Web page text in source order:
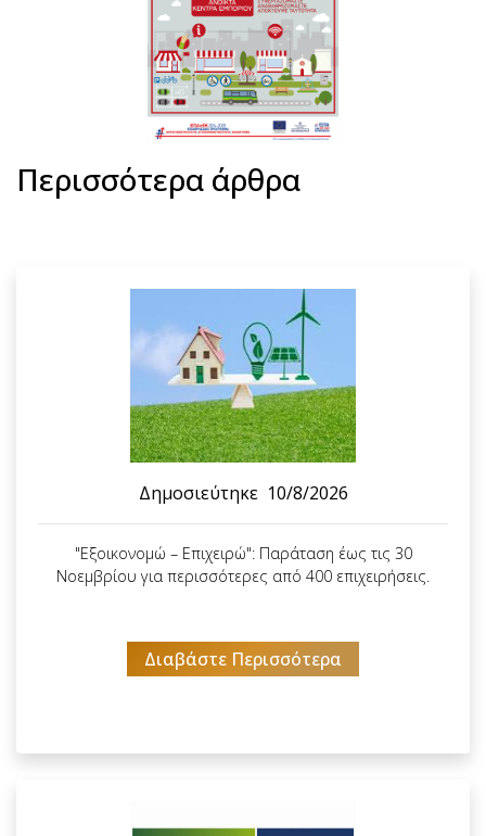
Περισσότερα άρθρα
Δημοσιεύτηκε 10/8/2026
"Εξοικονομώ – Επιχειρώ": Παράταση έως τις 30
Νοεμβρίου για περισσότερες από 400 επιχειρήσεις.
Διαβάστε Περισσότερα